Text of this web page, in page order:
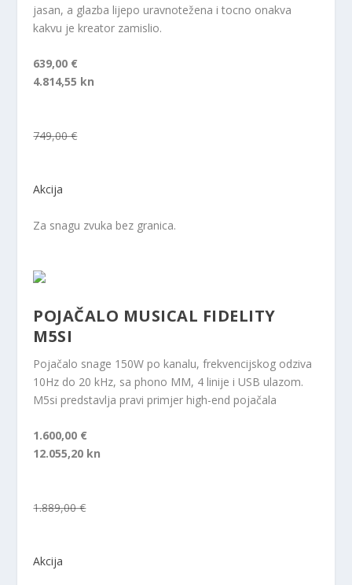
jasan, a glazba lijepo uravnotežena i tocno onakva
kakvu je kreator zamislio.
639,00 €
4.814,55 kn
749,00 €
Akcija
Za snagu zvuka bez granica.
POJAČALO MUSICAL FIDELITY
M5SI
Pojačalo snage 150W po kanalu, frekvencijskog odziva
10Hz do 20 kHz, sa phono MM, 4 linije i USB ulazom.
M5si predstavlja pravi primjer high-end pojačala
1.600,00 €
12.055,20 kn
1.889,00 €
Akcija